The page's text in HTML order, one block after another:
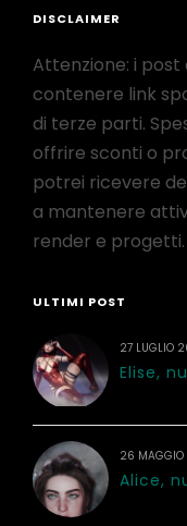
DISCLAIMER
Attenzione: i post
contenere link
di terze parti.
offrire sconti o
potrei ricevere
a mantenere
render e progetti.
ULTIMI POST
27 LUGLIO
Elise,
26
Alice,